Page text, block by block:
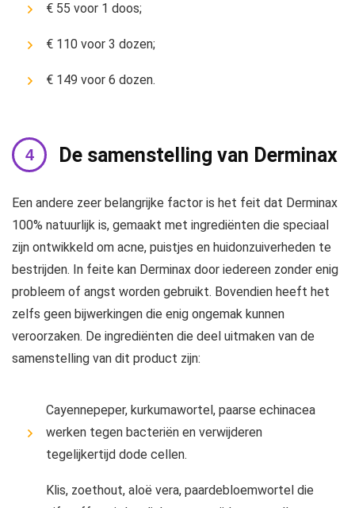
€ 55 voor 1 doos;
€ 110 voor 3 dozen;
€ 149 voor 6 dozen.
De samenstelling van Derminax
Een andere zeer belangrijke factor is het feit dat Derminax
100% natuurlijk is, gemaakt met ingrediënten die speciaal
zijn ontwikkeld om acne, puistjes en huidonzuiverheden te
bestrijden. In feite kan Derminax door iedereen zonder enig
probleem of angst worden gebruikt. Bovendien heeft het
zelfs geen bijwerkingen die enig ongemak kunnen
veroorzaken. De ingrediënten die deel uitmaken van de
samenstelling van dit product zijn:
Cayennepeper, kurkumawortel, paarse echinacea
werken tegen bacteriën en verwijderen
tegelijkertijd dode cellen.
Klis, zoethout, aloë vera, paardebloemwortel die